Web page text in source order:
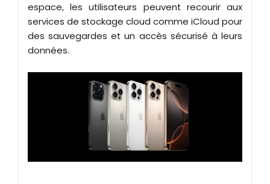
espace, les utilisateurs peuvent recourir aux
services de stockage cloud comme iCloud pour
des sauvegardes et un accès sécurisé à leurs
données.